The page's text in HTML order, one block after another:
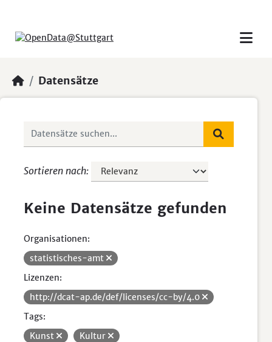
Datensätze
Sortieren nach
Keine Datensätze gefunden
Organisationen:
statistisches-amt
Lizenzen:
http://dcat-ap.de/def/licenses/cc-by/4.0
Tags:
Kunst
Kultur